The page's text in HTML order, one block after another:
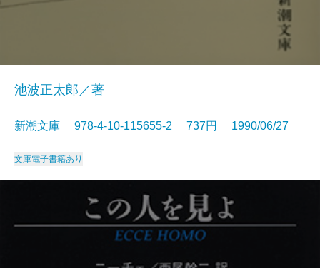
池波正太郎／著
新潮文庫 978-4-10-115655-2 737円 1990/06/27
文庫電子書籍あり